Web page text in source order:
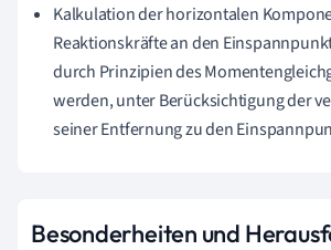
Kalkulation der horizontalen
Reaktionskräfte an den
durch Prinzipien des
werden, unter Berücksichtigung der
seiner Entfernung zu den
Besonderheiten und